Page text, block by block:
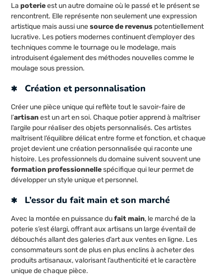
Lapoterieest un autre domaine où le passé et le présent se
rencontrent. Elle représente non seulement une expression
artistique mais aussi unesource de revenus potentiellement
lucrative. Les potiers modernes continuent d’employer des
techniques comme le tournage ou le modelage, mais
introduisent également des méthodes nouvelles comme le
moulage sous pression.
Création et personnalisation
Créer une pièce unique qui reflète tout le savoir-faire de
l’artisanest un art en soi. Chaque potier apprend à maîtriser
l’argile pour réaliser des objets personnalisés. Ces artistes
maîtrisent l’équilibre délicat entre forme et fonction, et chaque
projet devient une création personnalisée qui raconte une
histoire. Les professionnels du domaine suivent souvent une
formation professionnellespécifique qui leur permet de
développer un style unique et personnel.
L’essor du fait main et son marché
Avec la montée en puissance dufait main, le marché de la
poterie s’est élargi, offrant aux artisans un large éventail de
débouchés allant des galeries d’art aux ventes en ligne. Les
consommateurs sont de plus en plus enclins à acheter des
produits artisanaux, valorisant l’authenticité et le caractère
unique de chaque pièce.